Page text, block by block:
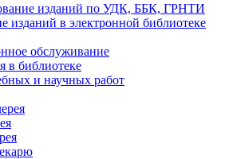
изданий по УДК, ББК, ГРНТИ
изданий в электронной библиотеке
обслуживание
в библиотеке
и научных работ